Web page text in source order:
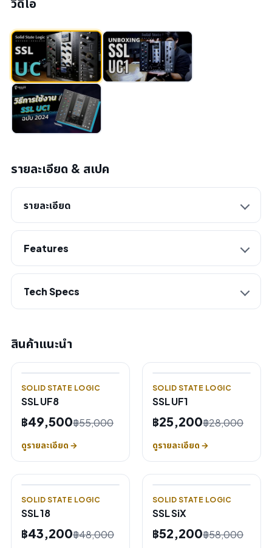
รายละเอียด & สเปค
รายละเอียด
Features
Tech Specs
สินค้าแนะนำ
SOLID STATE LOGIC
SSL UF8
฿49,500฿55,000
ดูรายละเอียด →
SOLID STATE LOGIC
SSL UF1
฿25,200฿28,000
ดูรายละเอียด →
SOLID STATE LOGIC
SSL 18
฿43,200฿48,000
SOLID STATE LOGIC
SSL SiX
฿52,200฿58,000